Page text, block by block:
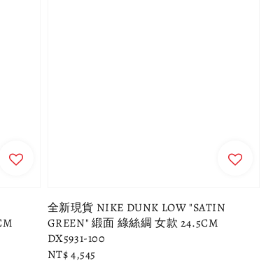
全新現貨 NIKE DUNK LOW "SATIN
GREEN" 緞面 綠絲綢 女款 24.5CM
DX5931-100
Regular
NT$ 4,545